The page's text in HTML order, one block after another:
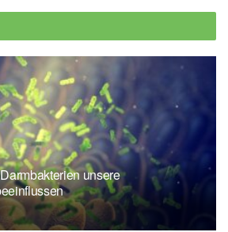
Wang et al.: Clinical Features of
Cases of COVID-19 from Wuhan: A
Journal of Respiratory and Critical
(veröffentlicht 03.04.2020),
Journal of Respiratory and Critical
unsere